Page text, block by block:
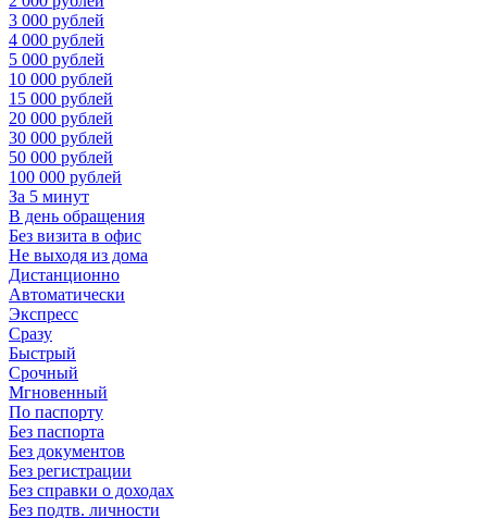
3 000 рублей
4 000 рублей
5 000 рублей
10 000 рублей
15 000 рублей
20 000 рублей
30 000 рублей
50 000 рублей
100 000 рублей
За 5 минут
В день обращения
Без визита в офис
Не выходя из дома
Дистанционно
Автоматически
Экспресс
Сразу
Быстрый
Срочный
Мгновенный
По паспорту
Без паспорта
Без документов
Без регистрации
Без справки о доходах
Без подтв. личности